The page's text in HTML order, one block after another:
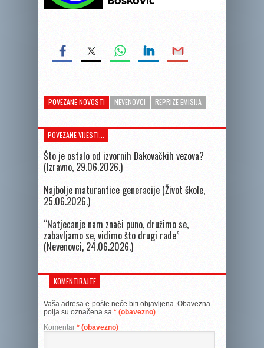
POVEZANE NOVOSTI NEVENOVCI REPRIZE EMISIJA
POVEZANE VIJESTI...
Što je ostalo od izvornih Đakovačkih vezova?
(Izravno, 29.06.2026.)
Najbolje maturantice generacije (Život škole,
25.06.2026.)
“Natjecanje nam znači puno, družimo se,
zabavljamo se, vidimo što drugi rade”
(Nevenovci, 24.06.2026.)
KOMENTIRAJTE
Vaša adresa e-pošte neće biti objavljena. Obavezna
polja su označena sa * (obavezno)
Komentar * (obavezno)